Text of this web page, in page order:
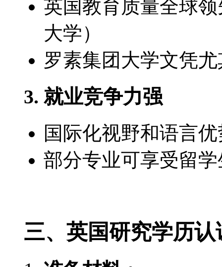
英国教育质量全球
大学）
罗素集团大学文凭
3. 就业竞争力强
国际化视野和语言
部分专业可享受留
三、英国研究学历